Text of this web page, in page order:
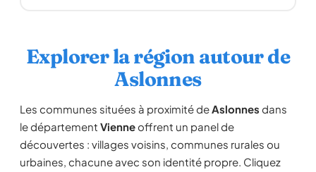
Explorer la région autour de
Aslonnes
Les communes situées à proximité deAslonnes dans
le département Vienneoffrent un panel de
découvertes : villages voisins, communes rurales ou
urbaines, chacune avec son identité propre. Cliquez